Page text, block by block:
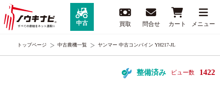
中古 買取 問合せ カート メニュー
トップページ 中古農機一覧 ヤンマー 中古コンバイン YH217-JL
整備済み ビュー数 1422